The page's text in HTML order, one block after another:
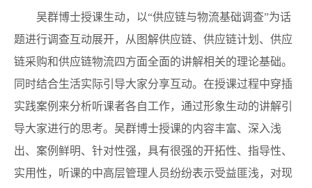
吴群博士授课生动，以“供应链与物流基础调查”为话
题进行调查互动展开，从图解供应链、供应链计划、供应
链采购和供应链物流四方面全面的讲解相关的理论基础。
同时结合生活实际引导大家分享互动。在授课过程中穿插
实践案例来分析听课者各自工作，通过形象生动的讲解引
导大家进行的思考。吴群博士授课的内容丰富、深入浅
出、案例鲜明、针对性强，具有很强的开拓性、指导性、
实用性，听课的中高层管理人员纷纷表示受益匪浅，对现